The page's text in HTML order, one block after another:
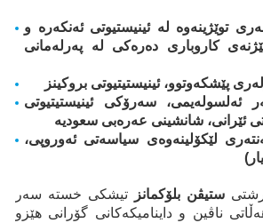
توێژینەوە لە ئینیستیوتی ئەنکەرە و
کاروباری دەرەکی لە پەرلەمانی
پێشکەوتوو، ئینیستیتیوتی بروکینز
سەرۆکی ئینیستیتیوتی
ئێرانی، شانشینی عەرەبی سعودیە
لێکۆلینەوەی سیاسەتی ئەوروپی،
ستیڤن بلۆكمانز
تیشکی خستە سەر
ناڤین و داینامیکەکانی گۆرانی هێزو